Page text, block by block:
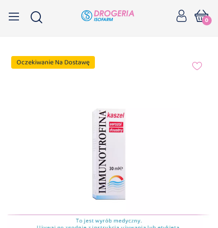
0
Oczekiwanie Na Dostawę